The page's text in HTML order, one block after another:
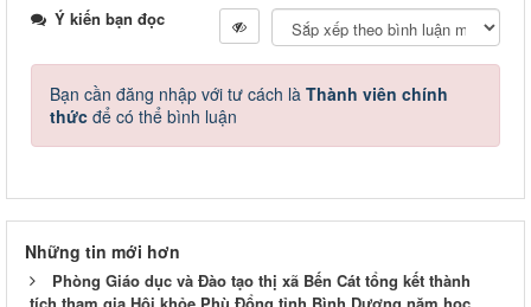
Ý kiến bạn đọc
Bạn cần đăng nhập với tư cách là Thành viên chính
thức để có thể bình luận
Những tin mới hơn
Phòng Giáo dục và Đào tạo thị xã Bến Cát tổng kết thành